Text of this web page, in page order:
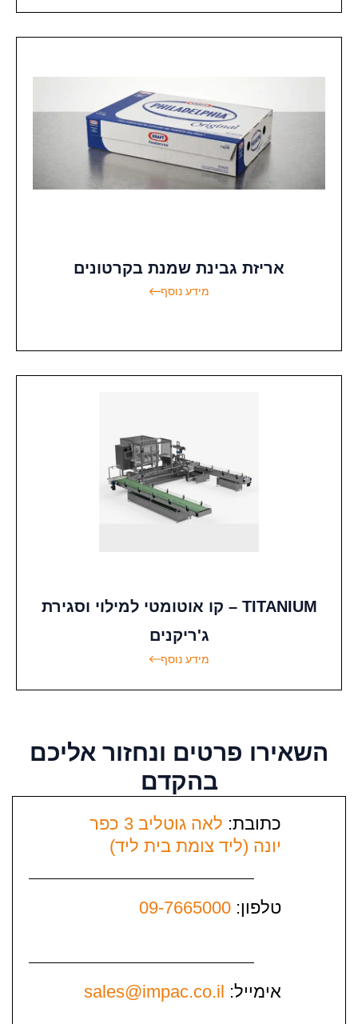
אריזת גבינת שמנת בקרטונים
מידע נוסף
TITANIUM – קו אוטומטי למילוי וסגירת
ג'ריקנים
מידע נוסף
פרטיםונחזור אליכם
בהקדם
כתובת:
לאה גוטליב 3 כפר
יונה (ליד צומת בית ליד)
טלפון:09-7665000
אימייל:sales@impac.co.il